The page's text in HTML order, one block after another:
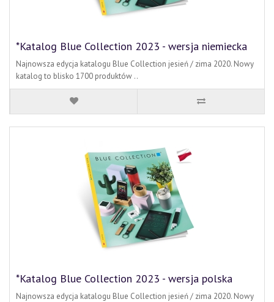
*Katalog Blue Collection 2023 - wersja niemiecka
Najnowsza edycja katalogu Blue Collection jesień / zima 2020. Nowy
katalog to blisko 1700 produktów ..
*Katalog Blue Collection 2023 - wersja polska
Najnowsza edycja katalogu Blue Collection jesień / zima 2020. Nowy